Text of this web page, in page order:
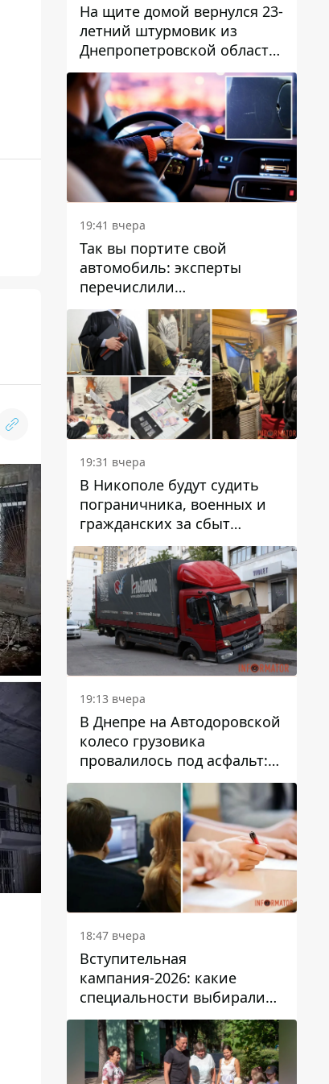
На щите домой вернулся 23-
летний штурмовик из
Днепропетровской области
Богдан Бескровный
19:41 вчера
Так вы портите свой
автомобиль: эксперты
перечислили
распространенные
привычки водителей,
которые на самом деле
вредят машине
19:31 вчера
В Никополе будут судить
пограничника, военных и
гражданских за сбыт
психотропов
19:13 вчера
В Днепре на Автодоровской
колесо грузовика
провалилось под асфальт:
движение заблокировано
18:47 вчера
Вступительная
кампания-2026: какие
специальности выбирали
абитуриенты в Украине